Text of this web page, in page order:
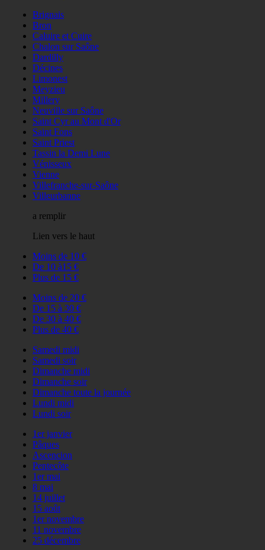
Brignais
Bron
Caluire et Cuire
Chalon sur Saône
Dardilly
Décines
Limonest
Meyzieu
Millery
Neuville sur Saône
Saint Cyr au Mont d'Or
Saint Fons
Saint Priest
Tassin la Demi Lune
Vénisseux
Vienne
Villefranche-sur-Saône
Villeurbanne
a remplir
Lien vers le haut
Moins de 10 €
De 10 à15 €
Plus de 15 €
Moins de 20 €
De 15 à 30 €
De 30 à 40 €
Plus de 40 €
Samedi midi
Samedi soir
Dimanche midi
Dimanche soir
Dimanche toute la journée
Lundi midi
Lundi soir
1er janvier
Pâques
Ascencion
Pentecôte
1er mai
8 mai
14 juillet
15 août
1er novembre
11 novembre
25 décembre